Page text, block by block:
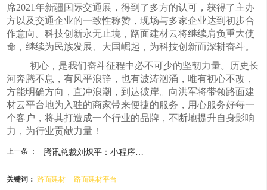
席2021年新疆国际交通展，得到了多方的认可，获得了主办
方以及交通企业的一致性称赞，现场与多家企业达到初步合
作意向。科技创新永无止境，路面建材云将继续肩负重大使
命，继续为民族发展、大国崛起，为科技创新而深耕奋斗。
初心，是我们奋斗征程中必不可少的坚韧力量。历史长
河奔腾不息，有风平浪静，也有波涛汹涌，唯有初心不改，
方能明确方向，直冲浪潮，到达彼岸。向洪军将带领路面建
材云平台地为入驻的商家带来便捷的服务，用心服务好每一
个客户，将其打造成一个行业的品牌，不断地提升自身影响
力，为行业贡献力量！
上一条 ：
腾讯总裁刘炽平：小程序正...
关键词：路面建材 路面建材平台